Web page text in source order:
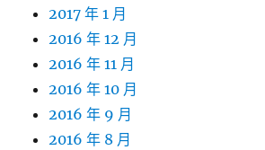
2017 年 1 月
2016 年 12 月
2016 年 11 月
2016 年 10 月
2016 年 9 月
2016 年 8 月